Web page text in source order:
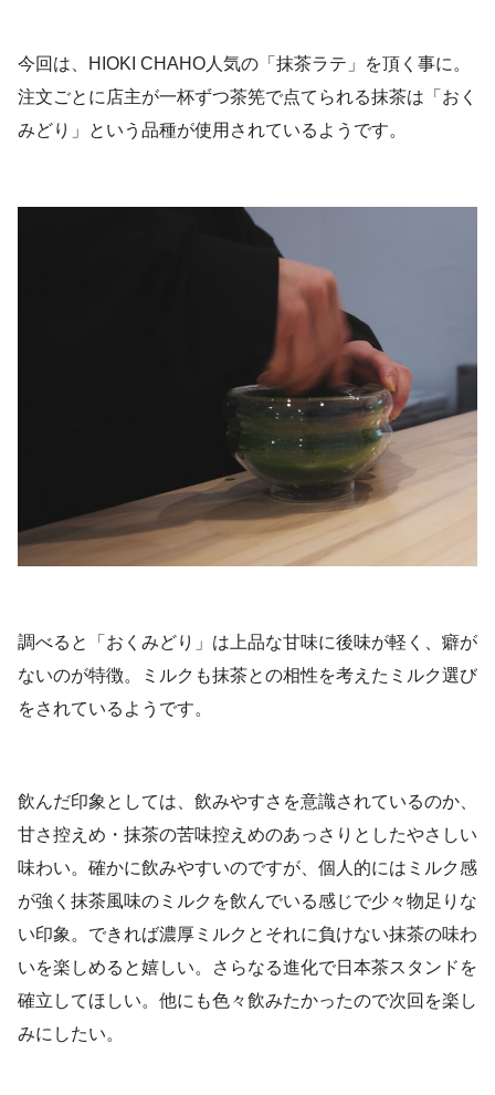
今回は、HIOKI CHAHO人気の「抹茶ラテ」を頂く事に。
注文ごとに店主が一杯ずつ茶筅で点てられる抹茶は「おく
みどり」という品種が使用されているようです。
調べると「おくみどり」は上品な甘味に後味が軽く、癖が
ないのが特徴。ミルクも抹茶との相性を考えたミルク選び
をされているようです。
飲んだ印象としては、飲みやすさを意識されているのか、
甘さ控えめ・抹茶の苦味控えめのあっさりとしたやさしい
味わい。確かに飲みやすいのですが、個人的にはミルク感
が強く抹茶風味のミルクを飲んでいる感じで少々物足りな
い印象。できれば濃厚ミルクとそれに負けない抹茶の味わ
いを楽しめると嬉しい。さらなる進化で日本茶スタンドを
確立してほしい。他にも色々飲みたかったので次回を楽し
みにしたい。